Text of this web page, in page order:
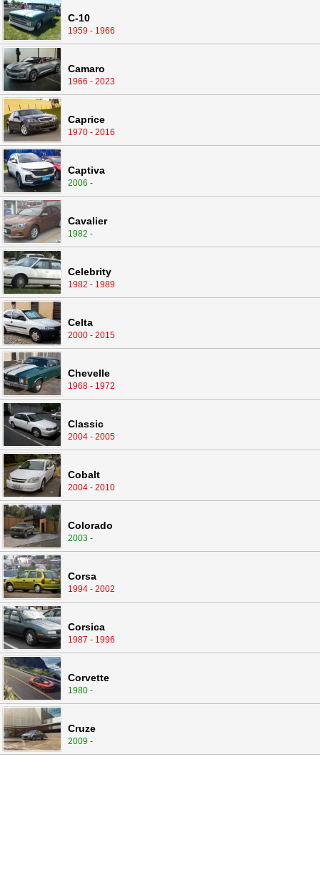
C-10
1959 - 1966
Camaro
1966 - 2023
Caprice
1970 - 2016
Captiva
2006 -
Cavalier
1982 -
Celebrity
1982 - 1989
Celta
2000 - 2015
Chevelle
1968 - 1972
Classic
2004 - 2005
Cobalt
2004 - 2010
Colorado
2003 -
Corsa
1994 - 2002
Corsica
1987 - 1996
Corvette
1980 -
Cruze
2009 -